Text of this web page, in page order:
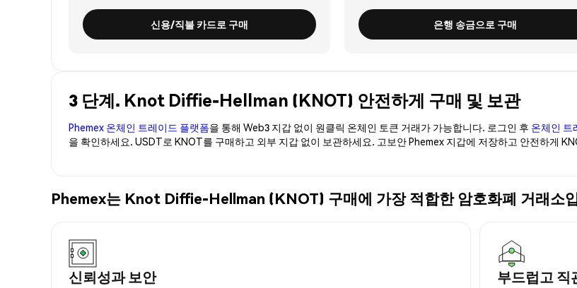
신용/직불 카드로 구매 은행 송금으로 구매
3 단계. Knot Diffie-Hellman (KNOT) 안전하게 구매 및 보관
Phemex 온체인 트레이드 플랫폼을 통해 Web3 지갑 없이 원클릭 온체인 토큰 거래가 가능합니다. 로그인 후 온체인 트
을 확인하세요. USDT로 KNOT를 구매하고 외부 지갑 없이 보관하세요. 고보안 Phemex 지갑에 저장하고 안전하게
Phemex는 Knot Diffie-Hellman (KNOT) 구매에 가장 적합한 암호화폐 거래소
신뢰성과 보안 부드럽고 직